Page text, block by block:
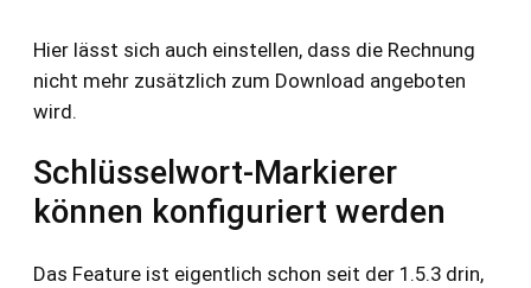
Hier lässt sich auch einstellen, dass die Rechnung
nicht mehr zusätzlich zum Download angeboten
wird.
Schlüsselwort-Markierer
können konfiguriert werden
Das Feature ist eigentlich schon seit der 1.5.3 drin,